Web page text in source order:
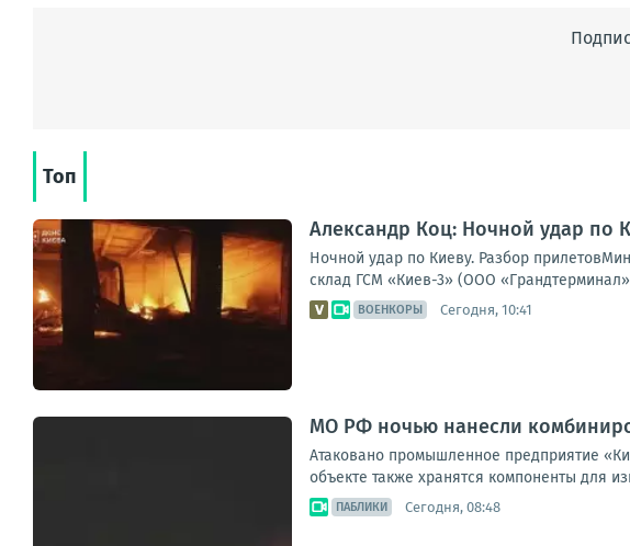
Топ
Александр Коц: Ночной удар по
Ночной удар по Киеву. Разбор
склад ГСМ «Киев-3» (ООО
ВОЕНКОРЫ Сегодня, 10:41
МО РФ ночью нанесли
Атаковано промышленное предприятие
объекте также хранятся компоненты для
ПАБЛИКИ Сегодня, 08:48